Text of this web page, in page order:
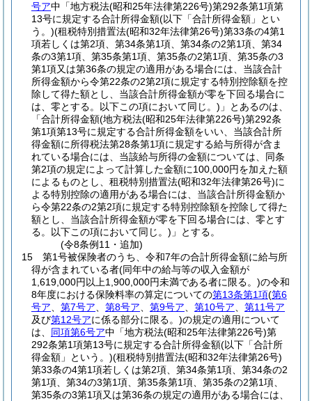
号ア中「地方税法(昭和25年法律第226号)第292条第1項第
13号に規定する合計所得金額(以下「合計所得金額」とい
う。)(租税特別措置法(昭和32年法律第26号)第33条の4第1
項若しくは第2項、第34条第1項、第34条の2第1項、第34
条の3第1項、第35条第1項、第35条の2第1項、第35条の3
第1項又は第36条の規定の適用がある場合には、当該合計
所得金額から令第22条の2第2項に規定する特別控除額を控
除して得た額とし、当該合計所得金額が零を下回る場合に
は、零とする。以下この項において同じ。) 」とあるのは、
「合計所得金額(地方税法(昭和25年法律第226号)第292条
第1項第13号に規定する合計所得金額をいい、当該合計所
得金額に所得税法第28条第1項に規定する給与所得が含ま
れている場合には、当該給与所得の金額については、同条
第2項の規定によって計算した金額に100,000円を加えた額
によるものとし、租税特別措置法(昭和32年法律第26号)に
よる特別控除の適用がある場合には、当該合計所得金額か
ら令第22条の2第2項に規定する特別控除額を控除して得た
額とし、当該合計所得金額が零を下回る場合には、零とす
る。以下この項において同じ。) 」とする。
(令8条例11・追加)
15
第1号被保険者のうち、令和7年の合計所得金額に給与所
得が含まれている者(同年中の給与等の収入金額が
1,619,000円以上1,900,000円未満である者に限る。)の令和
8年度における保険料率の算定についての第13条第1項(第6
号ア
第7号ア 第8号ア 第9号ア 第10号ア
第11号ア
及び第12号アに係る部分に限る。)の規定の適用について
は、 同項第6号ア中「地方税法(昭和25年法律第226号)第
292条第1項第13号に規定する合計所得金額(以下「合計所
得金額」という。)(租税特別措置法(昭和32年法律第26号)
第33条の4第1項若しくは第2項、第34条第1項、第34条の2
第1項、第34の3第1項、第35条第1項、第35条の2第1項、
第35条の3第1項又は第36条の規定の適用がある場合には、